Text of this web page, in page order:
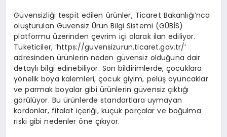
Güvensizliği tespit edilen ürünler, Ticaret Bakanlığı’nca
oluşturulan Güvensiz Ürün Bilgi Sistemi (GÜBİS)
platformu üzerinden çevrim içi olarak ilan ediliyor.
Tüketiciler, ‘https://guvensizurun.ticaret.gov.tr/’
adresinden ürünlerin neden güvensiz olduğuna dair
detaylı bilgi edinebiliyor. Son bildirimlerde, çocuklara
yönelik boya kalemleri, çocuk giyim, pelüş oyuncaklar
ve parmak boyalar gibi ürünlerin güvensiz çıktığı
görülüyor. Bu ürünlerde standartlara uymayan
kordonlar, fitalat içeriği, küçük parçalar ve boğulma
riski gibi nedenler öne çıkıyor.